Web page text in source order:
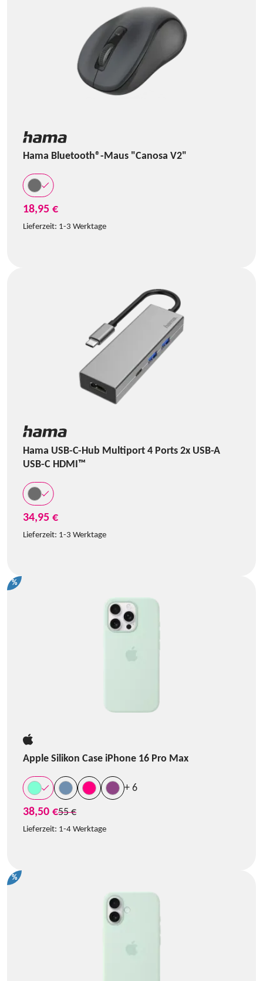
Hama Bluetooth®-Maus "Canosa V2"
18,95 €
Lieferzeit: 1-3 Werktage
Hama USB-C-Hub Multiport 4 Ports 2x USB-A
USB-C HDMI™
34,95 €
Lieferzeit: 1-3 Werktage
%
Apple Silikon Case iPhone 16 Pro Max
+ 6
38,50 €statt
55 €
Lieferzeit: 1-4 Werktage
%